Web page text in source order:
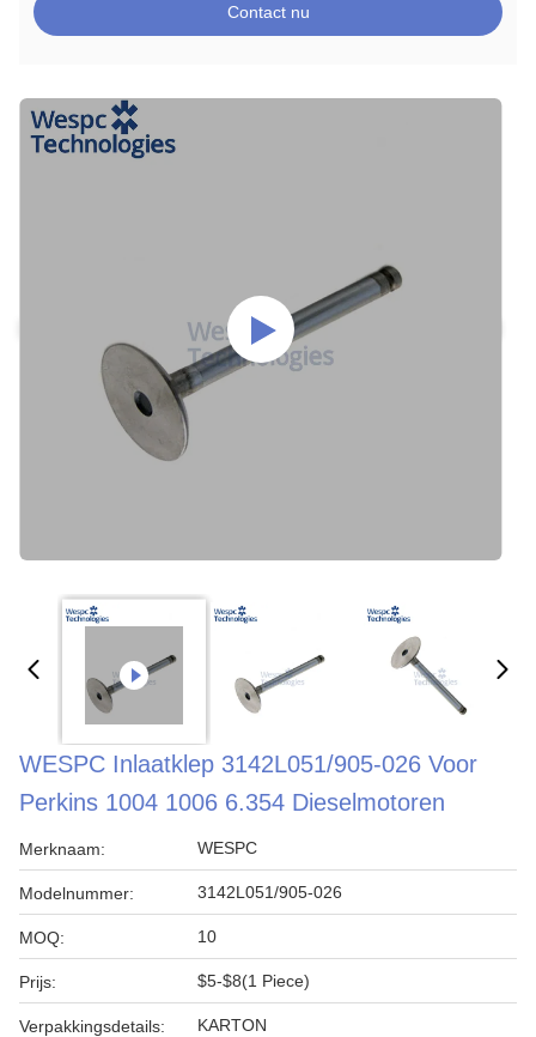
Contact nu
WESPC Inlaatklep 3142L051/905-026 Voor
Perkins 1004 1006 6.354 Dieselmotoren
Merknaam: WESPC
Modelnummer: 3142L051/905-026
MOQ: 10
Prijs: $5-$8(1 Piece)
Verpakkingsdetails: KARTON